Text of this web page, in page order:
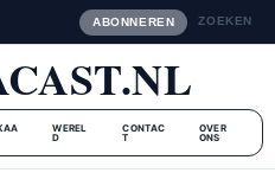
ABONNEREN ZOEKEN
WEREL
D
CONTAC
T
OVER
ONS